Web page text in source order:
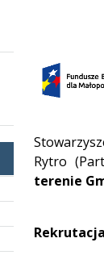
Rytro
terenie